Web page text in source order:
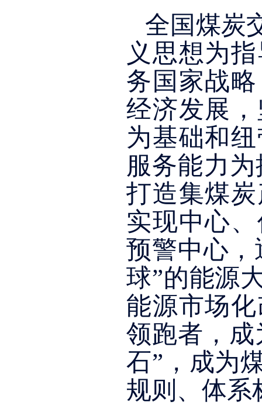
全国煤炭
义思想为
务国家战
经济发展
为基础和
服务能力
打造集煤
实现中心
预警中心，
球”的能源
能源市场
领跑者，成
石”，成为
规则、体系